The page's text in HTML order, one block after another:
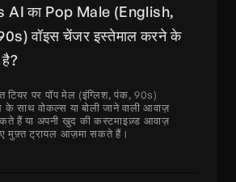
AI का Pop Male (English,
वॉइस चेंजर इस्तेमाल करने के
है?
टियर पर पॉप मेल (इंग्लिश, पंक, 90s)
के साथ वोकल्स या बोली जाने वाली आवाज़
हैं या अपनी खुद की कस्टमाइज़्ड आवाज़
मुफ़्त ट्रायल आज़मा सकते हैं।